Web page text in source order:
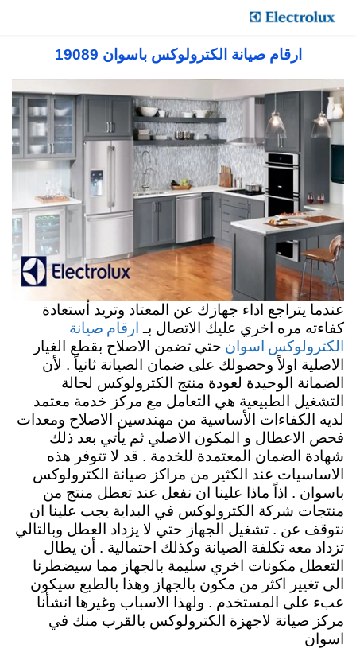
ارقام صيانة الكترولوكس باسوان 19089
عندما يتراجع اداء جهازك عن المعتاد وتريد أستعادة
كفاءته مره اخري عليك الاتصال بـ ارقام صيانة
الكترولوكس اسوان حتي تضمن الاصلاح بقطع الغيار
الاصلية اولاً وحصولك على ضمان الصيانة ثانياً . لأن
الضمانة الوحيدة لعودة منتج الكترولوكس لحالة
التشغيل الطبيعية هي التعامل مع مركز خدمة معتمد
لديه الكفاءات الأساسية من مهندسين الاصلاح ومعدات
فحص الاعطال و المكون الاصلي ثم يأتي بعد ذلك
شهادة الضمان المعتمدة للخدمة . قد لا تتوفر هذه
الاساسيات عند الكثير من مراكز صيانة الكترولوكس
باسوان . اذاً ماذا علينا ان نفعل عند تعطل منتج من
منتجات شركة الكترولوكس في البداية يجب علينا ان
نتوقف عن . تشغيل الجهاز حتي لا يزداد العطل وبالتالي
تزداد معه تكلفة الصيانة وكذلك احتمالية . أن يطال
التعطل مكونات اخري سليمة بالجهاز مما سيضطرنا
الى تغيير اكثر من مكون بالجهاز وهذا بالطبع سيكون
عبء على المستخدم . ولهذا الاسباب وغيرها انشأنا
مركز صيانة لاجهزة الكترولوكس بالقرب منك في
اسوان
Center Link